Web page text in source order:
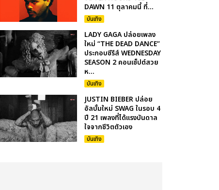
DAWN 11 ตุลาคมนี้ ที่...
บันเทิง
LADY GAGA ปล่อยเพลง
ใหม่ “THE DEAD DANCE”
ประกอบซีรีส์ WEDNESDAY
SEASON 2 คอนเซ็ปต์สวย
ห...
บันเทิง
JUSTIN BIEBER ปล่อย
อัลบั้มใหม่ SWAG ในรอบ 4
ปี 21 เพลงที่ได้แรงบันดาล
ใจจากชีวิตตัวเอง
บันเทิง